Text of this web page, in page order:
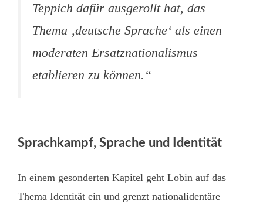
Teppich dafür ausgerollt hat, das
Thema ‚deutsche Sprache‘ als einen
moderaten Ersatznationalismus
etablieren zu können.“
Sprachkampf, Sprache und Identität
In einem gesonderten Kapitel geht Lobin auf das
Thema Identität ein und grenzt nationalidentäre